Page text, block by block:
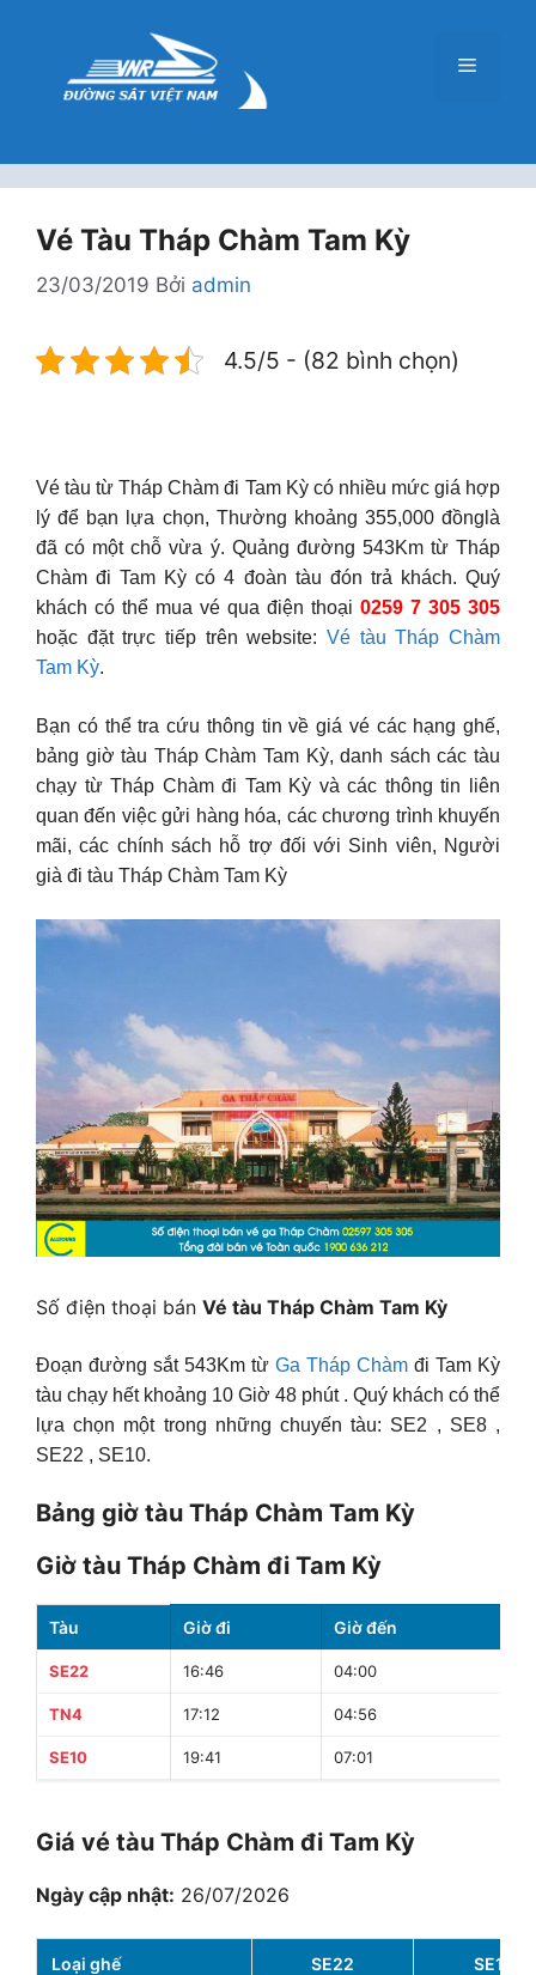
Menu
Vé Tàu Tháp Chàm Tam Kỳ
23/03/2019 Bởi admin
4.5/5 - (82 bình chọn)
Vé tàu từ Tháp Chàm đi Tam Kỳ có nhiều mức giá hợp
lý để bạn lựa chọn, Thường khoảng 355,000 đồnglà
đã có một chỗ vừa ý. Quảng đường 543Km từ Tháp
Chàm đi Tam Kỳ có 4 đoàn tàu đón trả khách. Quý
khách có thể mua vé qua điện thoại 0259 7 305 305
hoặc đặt trực tiếp trên website: Vé tàu Tháp Chàm
Tam Kỳ.
Bạn có thể tra cứu thông tin về giá vé các hạng ghế,
bảng giờ tàu Tháp Chàm Tam Kỳ, danh sách các tàu
chạy từ Tháp Chàm đi Tam Kỳ và các thông tin liên
quan đến việc gửi hàng hóa, các chương trình khuyến
mãi, các chính sách hỗ trợ đối với Sinh viên, Người
già đi tàu Tháp Chàm Tam Kỳ
Số điện thoại bán Vé tàu Tháp Chàm Tam Kỳ
Đoạn đường sắt 543Km từ Ga Tháp Chàm đi Tam Kỳ
tàu chạy hết khoảng 10 Giờ 48 phút . Quý khách có thể
lựa chọn một trong những chuyến tàu: SE2 , SE8 ,
SE22 , SE10.
Bảng giờ tàu Tháp Chàm Tam Kỳ
Giờ tàu Tháp Chàm đi Tam Kỳ
Tàu Giờ đi Giờ đến
SE22 16:46 04:00
TN4 17:12 04:56
SE10 19:41 07:01
Giá vé tàu Tháp Chàm đi Tam Kỳ
Ngày cập nhật: 26/07/2026
Loại ghế SE22 SE10